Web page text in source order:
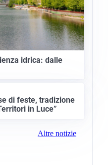
idrica: dalle
di feste, tradizione
in Luce”
Altre notizie